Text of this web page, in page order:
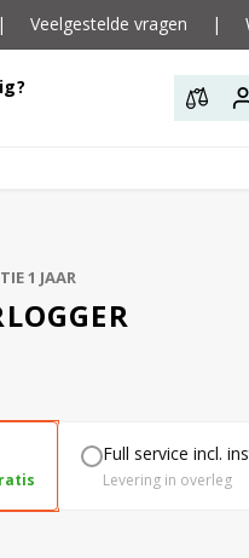
| Veelgestelde vragen |
1 JAAR
Full service incl.
Levering in overleg